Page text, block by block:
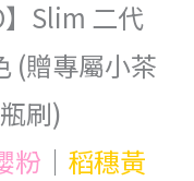
Slim 二代
(贈專屬小茶
刷)
粉 ｜ 稻穗黃